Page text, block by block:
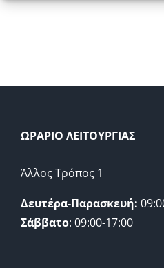
ΩΡΑΡΙΟ ΛΕΙΤΟΥΡΓΙΑΣ
Άλλος Τρόπος 1
Δευτέρα-Παρασκευή:
Σάββατο: 09:00-17:00